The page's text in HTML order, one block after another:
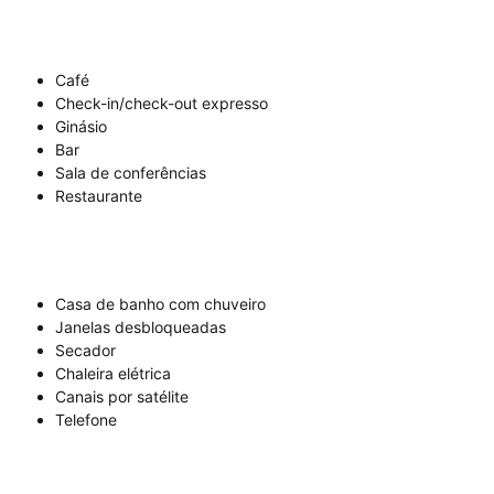
Café
Check-in/check-out expresso
Ginásio
Bar
Sala de conferências
Restaurante
Casa de banho com chuveiro
Janelas desbloqueadas
Secador
Chaleira elétrica
Canais por satélite
Telefone